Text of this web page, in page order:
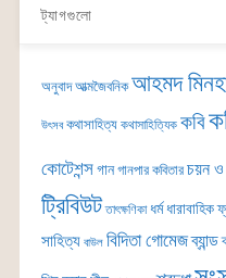
ট্যাগগুলো
অনুবাদ আত্মজৈবনিক আহমদ
উৎসব কথাসাহিত্য কথাসাহিত্যিক কবি
কোটেশন্সগান গানপার কবিতার চয়ন ও
ট্রিবিউট তাৎক্ষণিকা ধর্ম ধারাবাহিক
সাহিত্য বাউল বিদিতা গোমেজব্যান্ড